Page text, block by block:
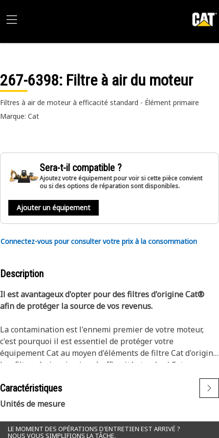
267-6398: Filtre à air du moteur
Filtres à air de moteur à efficacité standard - Élément primaire
Marque: Cat
Sera-t-il compatible ?
Ajoutez votre équipement pour voir si cette pièce convient
ou si des options de réparation sont disponibles.
Ajouter un équipement
Connectez-vous pour consulter votre prix à la consommation
Description
Il est avantageux d'opter pour des filtres d'origine Cat®
afin de protéger la source de vos revenus.
La contamination est l'ennemi premier de votre moteur,
c'est pourquoi il est essentiel de protéger votre
équipement Cat au moyen d'éléments de filtre Cat d'origine.
Les filtres à air primaires à efficacité standard Cat pour
moteurs constituent la solution la plus économique pour
les applications à usage normal, offrant une protection
accrue du moteur et évitant les immobilisations des
Caractérisés par leur longue durée de vie et une filtration
Caractéristiques
Unités de mesure
LE MOMENT DES OPÉRATIONS D'ENTRETIEN EST ARRIVÉ ?
NOUS VOUS SIMPLIFIONS LA TÂCHE.